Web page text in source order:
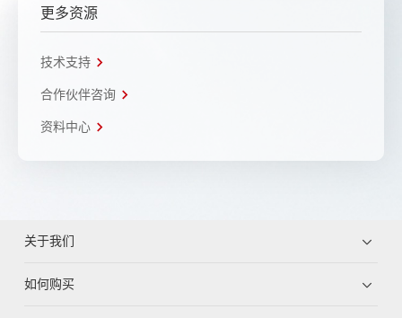
更多资源
技术支持
合作伙伴咨询
资料中心
关于我们
如何购买